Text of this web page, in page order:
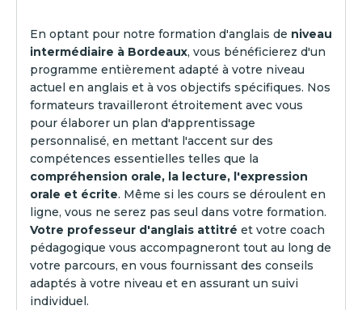
En optant pour notre formation d'anglais de niveau
intermédiaire à Bordeaux, vous bénéficierez d'un
programme entièrement adapté à votre niveau
actuel en anglais et à vos objectifs spécifiques. Nos
formateurs travailleront étroitement avec vous
pour élaborer un plan d'apprentissage
personnalisé, en mettant l'accent sur des
compétences essentielles telles que la
compréhension orale, la lecture, l'expression
orale et écrite. Même si les cours se déroulent en
ligne, vous ne serez pas seul dans votre formation.
Votre professeur d'anglais attitré et votre coach
pédagogique vous accompagneront tout au long de
votre parcours, en vous fournissant des conseils
adaptés à votre niveau et en assurant un suivi
individuel.